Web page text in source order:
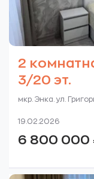
2
3/20 эт.
мкр. Энка. ул.
19.02.2026
6 800 000